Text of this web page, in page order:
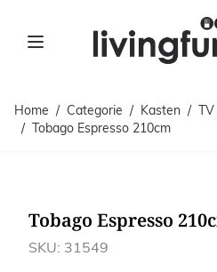
Home / Categorie / Kasten /
/ Tobago Espresso 210cm
Tobago Espresso
SKU: 31549